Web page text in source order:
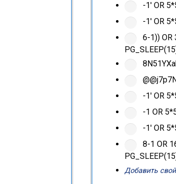
-1' OR
-1' OR
6-1)) OR
-1' OR
-1 OR
-1' OR
8-1 OR
Добавить